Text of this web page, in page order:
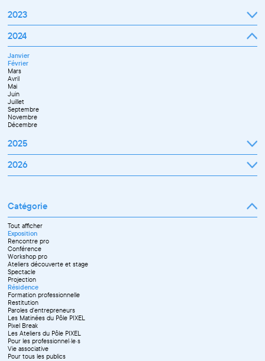
2023
Janvier
Février
Mars
Avril
Mai
Juin
Septembre
Octobre
Novembre
Décembre
2024
Janvier
Février
Mars
Avril
Mai
Juin
Juillet
Septembre
Novembre
Décembre
2025
Janvier
Mars
Juin
Juillet
Septembre
Octobre
Novembre
Décembre
2026
Avril
Mai
Juin
Septembre
Octobre
Novembre
Catégorie
Tout afficher
Exposition
Rencontre pro
Conférence
Workshop pro
Ateliers découverte et stage
Spectacle
Projection
Résidence
Formation professionnelle
Restitution
Paroles d'entrepreneurs
Les Matinées du Pôle PIXEL
Pixel Break
Les Ateliers du Pôle PIXEL
Pour les professionnel·le·s
Vie associative
Pour tous les publics